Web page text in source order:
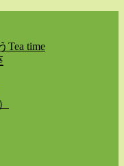
Tea time